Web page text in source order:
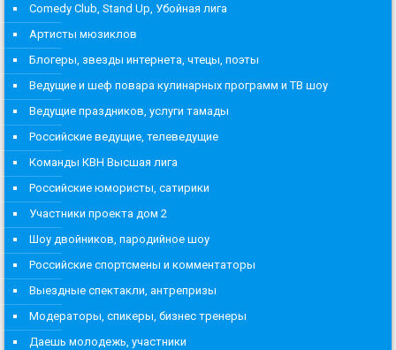
Comedy Club, Stand Up, Убойная лига
Артисты мюзиклов
Блогеры, звезды интернета, чтецы, поэты
Ведущие и шеф повара кулинарных программ и ТВ шоу
Ведущие праздников, услуги тамады
Российские ведущие, телеведущие
Команды КВН Высшая лига
Российские юмористы, сатирики
Участники проекта дом 2
Шоу двойников, пародийное шоу
Российские спортсмены и комментаторы
Выездные спектакли, антрепризы
Модераторы, спикеры, бизнес тренеры
Даешь молодежь, участники